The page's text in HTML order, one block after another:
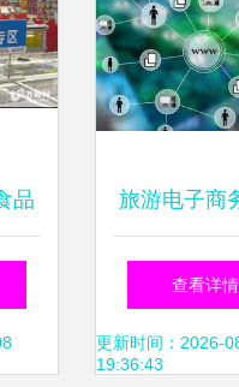
品 旅游电子商
历程
查看详情
更新时间：2026-
19:36:43